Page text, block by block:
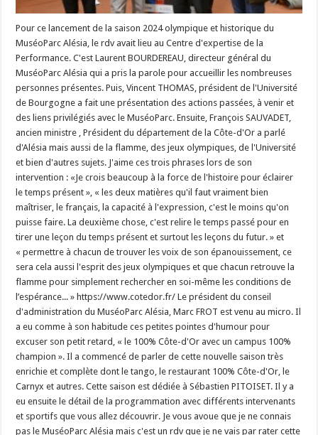
Pour ce lancement de la saison 2024 olympique et historique du
MuséoParc Alésia, le rdv avait lieu au Centre d'expertise de la
Performance. C'est Laurent BOURDEREAU, directeur général du
MuséoParc Alésia qui a pris la parole pour accueillir les nombreuses
personnes présentes. Puis, Vincent THOMAS, président de l'Université
de Bourgogne a fait une présentation des actions passées, à venir et
des liens privilégiés avec le MuséoParc. Ensuite, François SAUVADET,
ancien ministre , Président du département de la Côte-d'Or a parlé
d'Alésia mais aussi de la flamme, des jeux olympiques, de l'Université
et bien d'autres sujets. J'aime ces trois phrases lors de son
intervention : «Je crois beaucoup à la force de l'histoire pour éclairer
le temps présent », « les deux matières qu'il faut vraiment bien
maîtriser, le français, la capacité à l'expression, c'est le moins qu'on
puisse faire. La deuxième chose, c'est relire le temps passé pour en
tirer une leçon du temps présent et surtout les leçons du futur. » et
« permettre à chacun de trouver les voix de son épanouissement, ce
sera cela aussi l'esprit des jeux olympiques et que chacun retrouve la
flamme pour simplement rechercher en soi-même les conditions de
l’espérance... » https://www.cotedor.fr/ Le président du conseil
d'administration du MuséoParc Alésia, Marc FROT est venu au micro. Il
a eu comme à son habitude ces petites pointes d'humour pour
excuser son petit retard, « le 100% Côte-d'Or avec un campus 100%
champion ». Il a commencé de parler de cette nouvelle saison très
enrichie et complète dont le tango, le restaurant 100% Côte-d'Or, le
Carnyx et autres. Cette saison est dédiée à Sébastien PITOISET. Il y a
eu ensuite le détail de la programmation avec différents intervenants
et sportifs que vous allez découvrir. Je vous avoue que je ne connais
pas le MuséoParc Alésia mais c'est un rdv que je ne vais par rater cette